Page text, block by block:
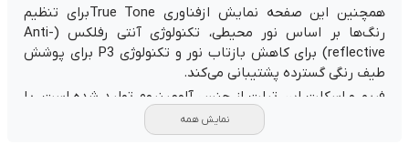
همچنین این صفحه نمایش ازفناوری True Toneبرای تنظیم
رنگ‌ها بر اساس نور محیطی، تکنولوژی آنتی رفلکس (Anti-
reflective) برای کاهش بازتاب نور و تکنولوژی P3 برای پوشش
طیف رنگی گسترده پشتیبانی می‌کند.
فریم و اسکلت این تبلت از جنس آلومینیوم تولید شده است. با
قرار گیری اسپیکرهای استریو در بالا و پایین تبلت، صدایی واضح
و فراگیر در اختیار کاربر قرار می گیرد. از طرف دیگر در لبه پایینی
نمایش همه